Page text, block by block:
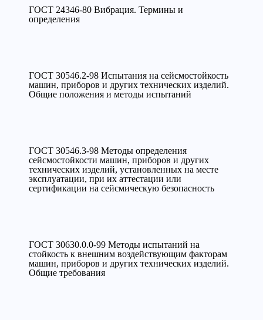
ГОСТ 24346-80 Вибрация. Термины и
определения
ГОСТ 30546.2-98 Испытания на сейсмостойкость
машин, приборов и других технических изделий.
Общие положения и методы испытаний
ГОСТ 30546.3-98 Методы определения
сейсмостойкости машин, приборов и других
технических изделий, установленных на месте
эксплуатации, при их аттестации или
сертификации на сейсмическую безопасность
ГОСТ 30630.0.0-99 Методы испытаний на
стойкость к внешним воздействующим факторам
машин, приборов и других технических изделий.
Общие требования